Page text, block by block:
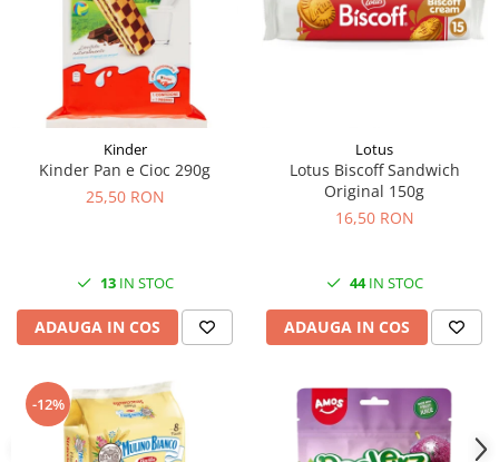
Kinder
Kinder Pan e Cioc 290g
25,50 RON
13IN STOC
ADAUGA IN COS
Lotus
Lotus Biscoff Sandwich
Original 150g
16,50 RON
44IN STOC
ADAUGA IN COS
-12%